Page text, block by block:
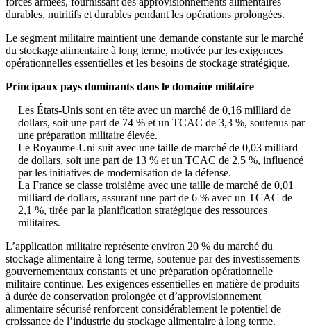
durables, nutritifs et durables pendant les opérations prolongées.
Le segment militaire maintient une demande constante sur le marché
du stockage alimentaire à long terme, motivée par les exigences
opérationnelles essentielles et les besoins de stockage stratégique.
Principaux pays dominants dans le domaine militaire
Les États-Unis sont en tête avec un marché de 0,16 milliard de
dollars, soit une part de 74 % et un TCAC de 3,3 %, soutenus par
une préparation militaire élevée.
Le Royaume-Uni suit avec une taille de marché de 0,03 milliard
de dollars, soit une part de 13 % et un TCAC de 2,5 %, influencé
par les initiatives de modernisation de la défense.
La France se classe troisième avec une taille de marché de 0,01
milliard de dollars, assurant une part de 6 % avec un TCAC de
2,1 %, tirée par la planification stratégique des ressources
militaires.
L’application militaire représente environ 20 % du marché du
stockage alimentaire à long terme, soutenue par des investissements
gouvernementaux constants et une préparation opérationnelle
militaire continue. Les exigences essentielles en matière de produits
à durée de conservation prolongée et d’approvisionnement
alimentaire sécurisé renforcent considérablement le potentiel de
croissance de l’industrie du stockage alimentaire à long terme.